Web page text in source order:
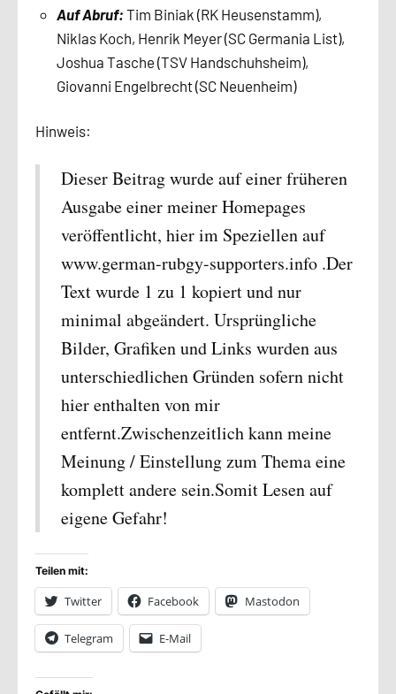
Auf Abruf: Tim Biniak (RK Heusenstamm),
Niklas Koch, Henrik Meyer (SC Germania List),
Joshua Tasche (TSV Handschuhsheim),
Giovanni Engelbrecht (SC Neuenheim)
Hinweis:
Dieser Beitrag wurde auf einer früheren
Ausgabe einer meiner Homepages
veröffentlicht, hier im Speziellen auf
www.german-rubgy-supporters.info .Der
Text wurde 1 zu 1 kopiert und nur
minimal abgeändert. Ursprüngliche
Bilder, Grafiken und Links wurden aus
unterschiedlichen Gründen sofern nicht
hier enthalten von mir
entfernt.Zwischenzeitlich kann meine
Meinung / Einstellung zum Thema eine
komplett andere sein.Somit Lesen auf
eigene Gefahr!
Teilen mit:
Twitter Facebook Mastodon
Telegram E-Mail